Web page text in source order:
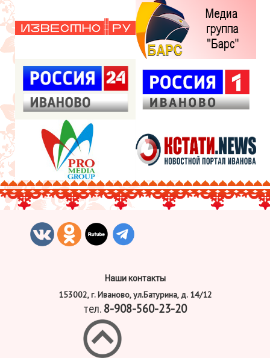
Наши контакты
153002, г. Иваново, ул.Батурина, д. 14/12
тел. 8-908-560-23-20